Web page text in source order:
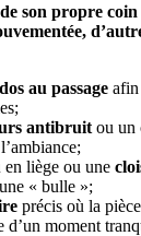
son propre
dos au passage afin
antibruit ou un
en liège ou une
« bulle »;
précis où la
d’un moment